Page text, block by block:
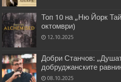
Топ 10 на „Ню Йорк
октомври)
12.10.2025
Добри Станчов:
добруджанските
08.10.2025